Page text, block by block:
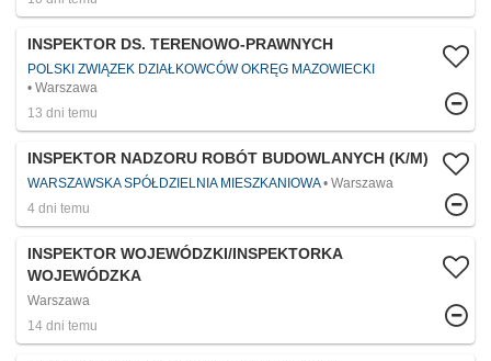
INSPEKTOR DS. TERENOWO-PRAWNYCH
POLSKI ZWIĄZEK DZIAŁKOWCÓW OKRĘG MAZOWIECKI
Warszawa
13 dni temu
INSPEKTOR NADZORU ROBÓT BUDOWLANYCH (K/M)
WARSZAWSKA SPÓŁDZIELNIA MIESZKANIOWA
Warszawa
4 dni temu
INSPEKTOR WOJEWÓDZKI/INSPEKTORKA
WOJEWÓDZKA
Warszawa
14 dni temu